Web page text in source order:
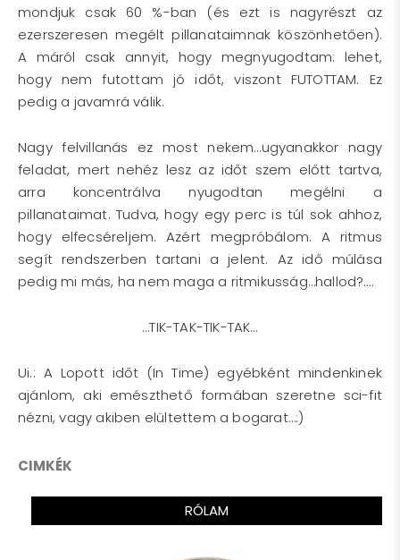
mondjuk csak 60 %-ban (és ezt is nagyrészt az
ezerszeresen megélt pillanataimnak köszönhetően).
A máról csak annyit, hogy megnyugodtam: lehet,
hogy nem futottam jó időt, viszont FUTOTTAM. Ez
pedig a javamrá válik.
Nagy felvillanás ez most nekem…ugyanakkor nagy
feladat, mert nehéz lesz az időt szem előtt tartva,
arra koncentrálva nyugodtan megélni a
pillanataimat. Tudva, hogy egy perc is túl sok ahhoz,
hogy elfecséreljem. Azért megpróbálom. A ritmus
segít rendszerben tartani a jelent. Az idő múlása
pedig mi más, ha nem maga a ritmikusság…hallod?….
…TIK-TAK-TIK-TAK…
Ui.: A Lopott időt (In Time) egyébként mindenkinek
ajánlom, aki emészthető formában szeretne sci-fit
nézni, vagy akiben elültettem a bogarat…:)
CIMKÉK
RÓLAM